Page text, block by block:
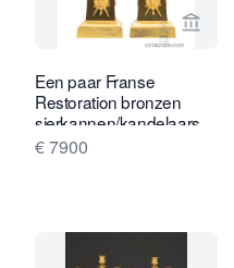
Een paar Franse
Restoration bronzen
sierkannen/kandelaars,
circa 1825.
€ 7900